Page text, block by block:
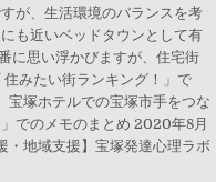
が、生活環境のバランスを考
も近いベッドタウンとして有
に思い浮かびますが、住宅街
みたい街ランキング！」で
宝塚ホテルでの宝塚市手をつな
でのメモのまとめ 2020年8月
・地域支援】宝塚発達心理ラボ